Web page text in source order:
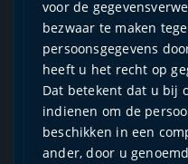
voor de
bezwaar te maken
persoonsgegevens
heeft u het recht op
Dat betekent dat u bij
indienen om de
beschikken in een
ander, door u